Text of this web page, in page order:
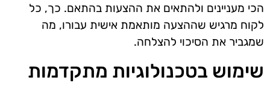
הכי מעניינים ולהתאים את ההצעות בהתאם. כך, כל
לקוח מרגיש שההצעה מותאמת אישית עבורו, מה
שמגביר את הסיכוי להצלחה.
שימוש בטכנולוגיות מתקדמות